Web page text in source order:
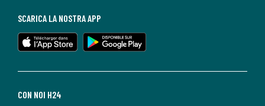
CON NOI H24
SCARICA LA NOSTRA APP